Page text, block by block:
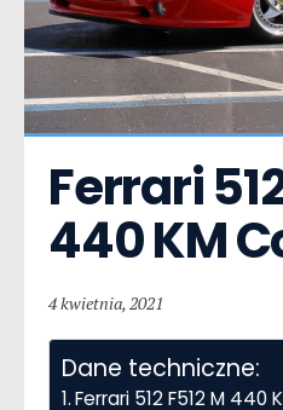
Ferrari
440 KM
4 kwietnia, 2021
Dane techniczne:
Ferrari 512 F512 M